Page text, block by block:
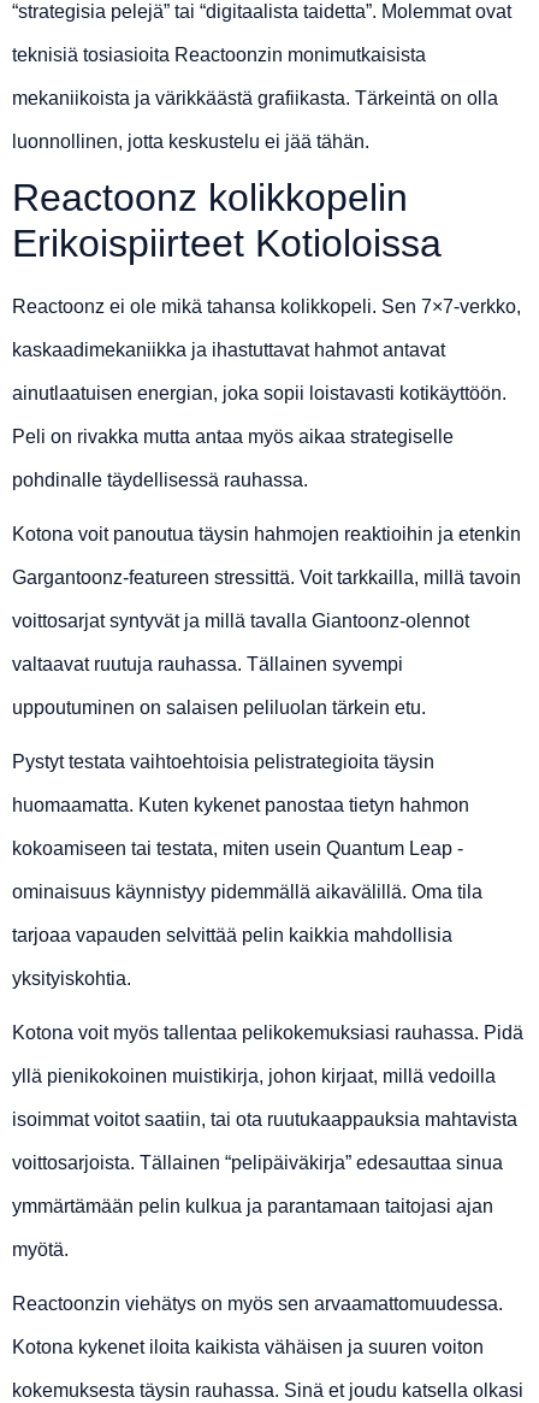
“strategisia pelejä” tai “digitaalista taidetta”. Molemmat ovat
teknisiä tosiasioita Reactoonzin monimutkaisista
mekaniikoista ja värikkäästä grafiikasta. Tärkeintä on olla
luonnollinen, jotta keskustelu ei jää tähän.
Reactoonz kolikkopelin
Erikoispiirteet Kotioloissa
Reactoonz ei ole mikä tahansa kolikkopeli. Sen 7×7-verkko,
kaskaadimekaniikka ja ihastuttavat hahmot antavat
ainutlaatuisen energian, joka sopii loistavasti kotikäyttöön.
Peli on rivakka mutta antaa myös aikaa strategiselle
pohdinalle täydellisessä rauhassa.
Kotona voit panoutua täysin hahmojen reaktioihin ja etenkin
Gargantoonz-featureen stressittä. Voit tarkkailla, millä tavoin
voittosarjat syntyvät ja millä tavalla Giantoonz-olennot
valtaavat ruutuja rauhassa. Tällainen syvempi
uppoutuminen on salaisen peliluolan tärkein etu.
Pystyt testata vaihtoehtoisia pelistrategioita täysin
huomaamatta. Kuten kykenet panostaa tietyn hahmon
kokoamiseen tai testata, miten usein Quantum Leap -
ominaisuus käynnistyy pidemmällä aikavälillä. Oma tila
tarjoaa vapauden selvittää pelin kaikkia mahdollisia
yksityiskohtia.
Kotona voit myös tallentaa pelikokemuksiasi rauhassa. Pidä
yllä pienikokoinen muistikirja, johon kirjaat, millä vedoilla
isoimmat voitot saatiin, tai ota ruutukaappauksia mahtavista
voittosarjoista. Tällainen “pelipäiväkirja” edesauttaa sinua
ymmärtämään pelin kulkua ja parantamaan taitojasi ajan
myötä.
Reactoonzin viehätys on myös sen arvaamattomuudessa.
Kotona kykenet iloita kaikista vähäisen ja suuren voiton
kokemuksesta täysin rauhassa. Sinä et joudu katsella olkasi